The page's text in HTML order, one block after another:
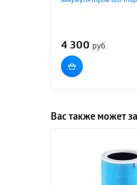
4 300 руб.
Вас также может